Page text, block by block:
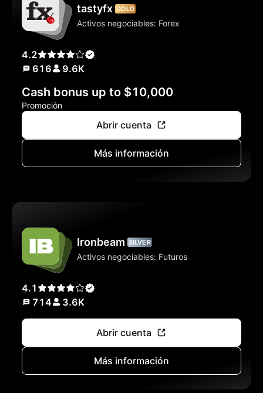
tastyfx GOLD
Activos negociables: Forex
4.2
616
9.6K
Cash bonus up to $10,000
Promoción
Abrir cuenta
Más información
Ironbeam SILVER
Activos negociables: Futuros
4.1
714
3.6K
Abrir cuenta
Más información